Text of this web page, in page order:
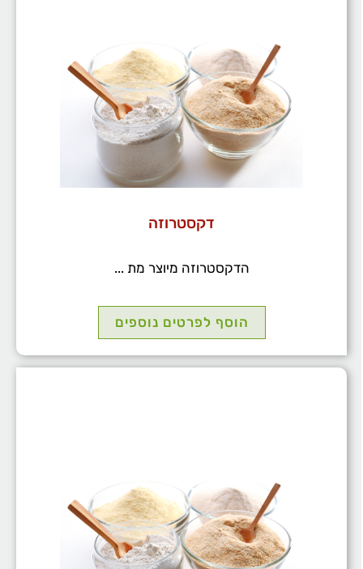
דקסטרוזה
הדקסטרוזה מיוצר מת ...
הוסף לפרטים נוספים